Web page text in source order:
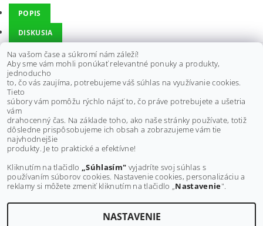
POPIS
DISKUSIA
Vhodné pre štvorkolky TGB:
Blade 425
Výrobca:
Buďte prvý, kto napíše príspevok k tejto položke.
Na vašom čase a súkromí nám záleží!
Aby sme vám mohli ponúkať relevantné ponuky a produkty,
jednoducho
to, čo vás zaujíma, potrebujeme váš súhlas na využívanie cookies.
Tieto
súbory vám pomôžu rýchlo nájsť to, čo práve potrebujete a ušetria
vám
drahocenný čas. Na základe toho, ako naše stránky používate, totiž
dôsledne prispôsobujeme ich obsah a zobrazujeme vám tie
najvhodnejšie
produkty. Je to praktické a efektívne!
Kliknutím na tlačidlo „Súhlasím" vyjadríte svoj súhlas s
používaním súborov cookies. Nastavenie cookies, personalizáciu a
reklamy si môžete zmeniť kliknutím na tlačidlo „Nastavenie".
NASTAVENIE